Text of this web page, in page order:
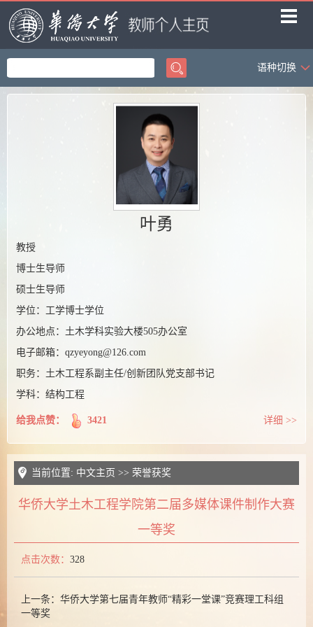
首页
语种切换
叶勇
教授
博士生导师
硕士生导师
学位：工学博士学位
办公地点： 土木学科实验大楼505办公室
电子邮箱： qzyeyong@126.com
职务： 土木工程系副主任/创新团队党支部书记
学科：结构工程
给我点赞： 3421 详细 >>
当前位置: 中文主页 >> 荣誉获奖
华侨大学土木工程学院第二届多媒体课件制作大赛
一等奖
点击次数： 328
上一条： 华侨大学第七届青年教师“精彩一堂课”竞赛理工科组
一等奖